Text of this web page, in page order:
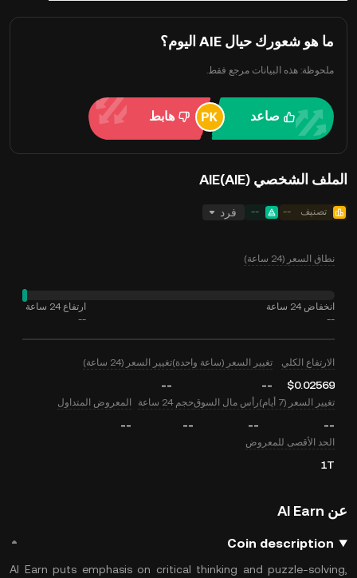
ما هو شعورك حيال AIE اليوم؟
ملحوظة: هذه البيانات مرجع فقط.
صاعد هابط
الملف الشخصي AIE(AIE)
تصنيف --
-- فرد
نطاق السعر (24 ساعة)
انخفاض 24 ساعة
--
ارتفاع 24 ساعة
--
الارتفاع الكلي
$0.02569
تغيير السعر (ساعة واحدة)
--
تغيير السعر (24 ساعة)
--
تغيير السعر (7 أيام)
--
رأس مال السوق
--
حجم 24 ساعة
--
المعروض المتداول
--
الحد الأقصى للمعروض
1T
عن AI Earn
Coin description
AI Earn puts emphasis on critical thinking and puzzle-solving,